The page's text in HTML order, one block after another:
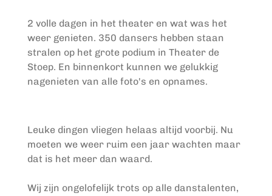
2 volle dagen in het theater en wat was het
weer genieten. 350 dansers hebben staan
stralen op het grote podium in Theater de
Stoep. En binnenkort kunnen we gelukkig
nagenieten van alle foto's en opnames.
Leuke dingen vliegen helaas altijd voorbij. Nu
moeten we weer ruim een jaar wachten maar
dat is het meer dan waard.
Wij zijn ongelofelijk trots op alle danstalenten,